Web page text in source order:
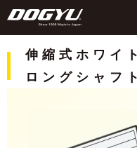
伸縮式ホワイ
ロングシャフ